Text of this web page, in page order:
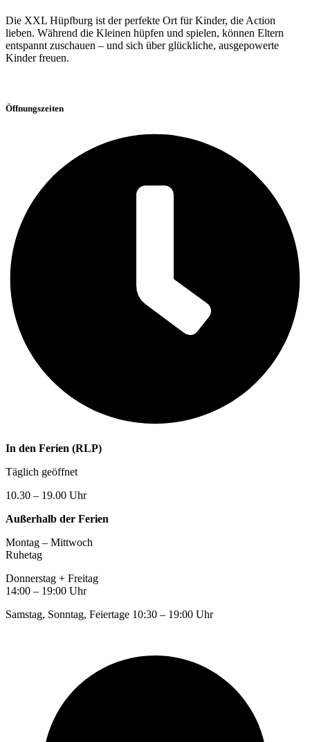
Die XXL Hüpfburg ist der perfekte Ort für Kinder, die Action
lieben. Während die Kleinen hüpfen und spielen, können Eltern
entspannt zuschauen – und sich über glückliche, ausgepowerte
Kinder freuen.
Öffnungszeiten
In den Ferien (RLP)
Täglich geöffnet
10.30 – 19.00 Uhr
Außerhalb der Ferien
Montag – Mittwoch
Ruhetag
Donnerstag + Freitag
14:00 – 19:00 Uhr
Samstag, Sonntag, Feiertage 10:30 – 19:00 Uhr